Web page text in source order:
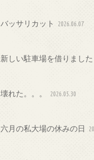
バッサリカット 2026.06.07
新しい駐車場を借りました
壊れた。。。 2026.05.30
六月の私大場の休みの日